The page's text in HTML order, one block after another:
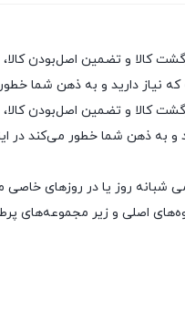
نیاز دارید و به ذهن شما
فروشگاه های اینترنتی با بیش از یک دهه تجربه، با پایبندی به سه اصل کلیدی،
و به ذهن شما خطور می‌کند در
روز یا در روزهای خاصی
اصلی و زیر مجموعه‌های